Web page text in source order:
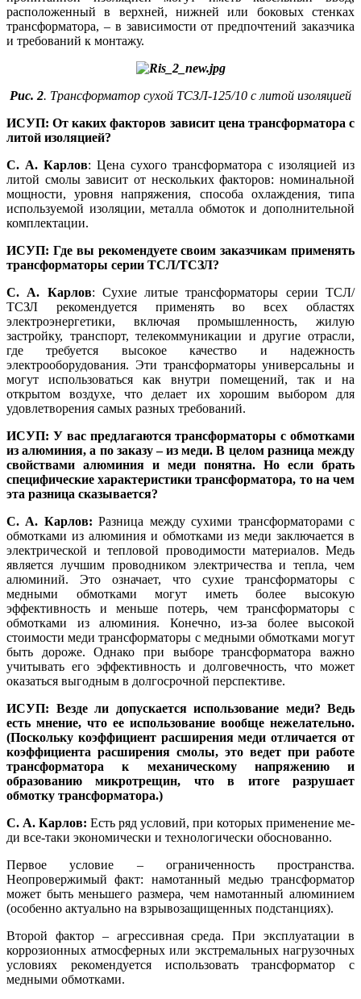
расположенный в верхней, нижней или боковых стенках
трансформатора, – в зависимости от предпочтений заказчика
и требований к монтажу.
Рис. 2. Трансформатор сухой ТСЗЛ‑125/10 с литой изоляцией
ИСУП: От каких факторов зависит це­на трансформатора с
литой изоляцией?
С. А. Карлов: Цена сухого трансформатора с изоляцией из
литой смолы зависит от нескольких факторов: номинальной
мощности, уровня напряжения, способа охлаждения, ти­па
используемой изоляции, металла обмоток и дополнительной
комплектации.
ИСУП: Где вы рекомендуете своим заказчикам применять
трансформаторы серии ТСЛ/ТСЗЛ?
С. А. Карлов: Сухие литые трансформаторы серии ТСЛ/
ТСЗЛ рекомендуется применять во всех областях
электроэнергетики, включая промышленность, жилую
застройку, транспорт, телекоммуникации и другие отрасли,
где требуется высокое качество и надежность
электрооборудования. Эти трансформаторы универсальны и
могут использоваться как внутри помещений, так и на
открытом воздухе, что делает их хорошим выбором для
удовлетворения самых разных требований.
ИСУП: У вас предлагаются трансформаторы с обмотками
из алюминия, а по заказу – из меди. В целом разница между
свойствами алюминия и ме­ди понятна. Но если брать
специфические характеристики трансформатора, то на чем
эта разница сказывается?
С. А. Карлов: Разница между сухими трансформаторами с
обмотками из алюминия и обмотками из ме­ди заключается в
электрической и тепловой проводимости материалов. Медь
является лучшим проводником электричества и тепла, чем
алюминий. Это означает, что сухие трансформаторы с
медными обмотками могут иметь более высокую
эффективность и меньше потерь, чем трансформаторы с
обмотками из алюминия. Конечно, из-за более высокой
стоимости ме­ди трансформаторы с медными обмотками могут
быть дороже. Однако при выборе трансформатора важно
учитывать его эффективность и долговечность, что может
оказаться выгодным в долгосрочной перспективе.
ИСУП: Везде ли допускается использование меди? Ведь
есть мнение, что ее использование вообще нежелательно.
(Поскольку коэффициент расширения ме­ди отличается от
коэффициента расширения смолы, это ведет при работе
трансформатора к механическому напряжению и
образованию микротрещин, что в итоге разрушает
обмотку трансформатора.)
С. А. Карлов: Есть ряд условий, при которых применение ме­
ди все-таки экономически и технологически обоснованно.
Первое условие – ограниченность пространства.
Неопровержимый факт: намотанный медью трансформатор
может быть меньшего размера, чем намотанный алюминием
(особенно актуально на взрывозащищенных подстанциях).
Второй фактор – агрессивная среда. При эксплуатации в
коррозионных атмосферных или экстремальных нагрузочных
условиях рекомендуется использовать трансформатор с
медными обмотками.